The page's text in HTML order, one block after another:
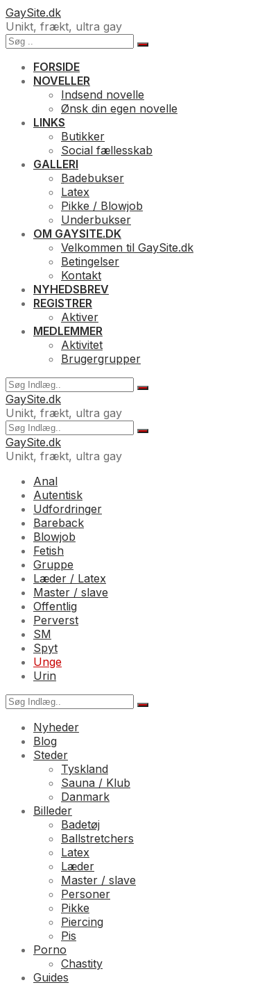
GaySite.dk
Unikt, frækt, ultra gay
FORSIDE
NOVELLER
Indsend novelle
Ønsk din egen novelle
LINKS
Butikker
Social fællesskab
GALLERI
Badebukser
Latex
Pikke / Blowjob
Underbukser
OM GAYSITE.DK
Velkommen til GaySite.dk
Betingelser
Kontakt
NYHEDSBREV
REGISTRER
Aktiver
MEDLEMMER
Aktivitet
Brugergrupper
GaySite.dk
Unikt, frækt, ultra gay
GaySite.dk
Unikt, frækt, ultra gay
Anal
Autentisk
Udfordringer
Bareback
Blowjob
Fetish
Gruppe
Læder / Latex
Master / slave
Offentlig
Perverst
SM
Spyt
Unge
Urin
Nyheder
Blog
Steder
Tyskland
Sauna / Klub
Danmark
Billeder
Badetøj
Ballstretchers
Latex
Læder
Master / slave
Personer
Pikke
Piercing
Pis
Porno
Chastity
Guides